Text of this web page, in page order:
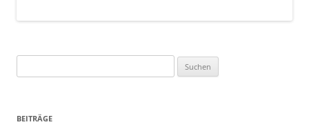
nach:
BEITRÄGE